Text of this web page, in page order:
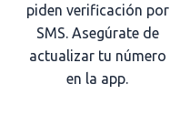
piden verificación por
SMS. Asegúrate de
actualizar tu número
en la app.